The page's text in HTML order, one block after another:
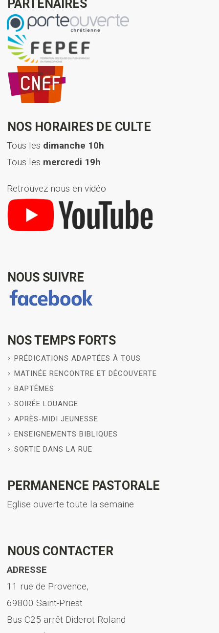
PARTENAIRES
NOS HORAIRES DE CULTE
Tous les dimanche 10h
Tous les mercredi 19h
Retrouvez nous en vidéo
NOUS SUIVRE
NOS TEMPS FORTS
PRÉDICATIONS ADAPTÉES À TOUS
MATINÉE RENCONTRE ET DÉCOUVERTE
BAPTÊMES
SOIRÉE LOUANGE
APRÈS-MIDI JEUNESSE
ENSEIGNEMENTS BIBLIQUES
SORTIE DANS LA RUE
PERMANENCE PASTORALE
Eglise ouverte toute la semaine
NOUS CONTACTER
ADRESSE
11 rue de Provence,
69800 Saint-Priest
Bus C25 arrêt Diderot Roland